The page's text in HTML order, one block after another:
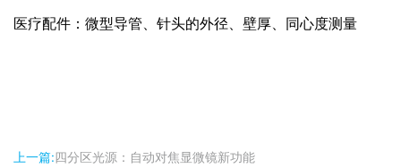
医疗配件：微型导管、针头的外径、壁厚、同心度测量
上一篇:四分区光源：自动对焦显微镜新功能